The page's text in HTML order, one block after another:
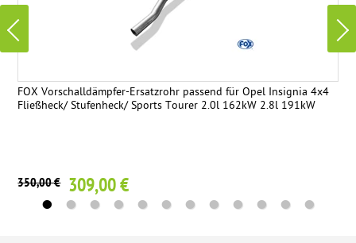
FOX Vorschalldämpfer-Ersatzrohr passend für Opel Insignia 4x4
Fließheck/ Stufenheck/ Sports Tourer 2.0l 162kW 2.8l 191kW
350,00 € 309,00 €